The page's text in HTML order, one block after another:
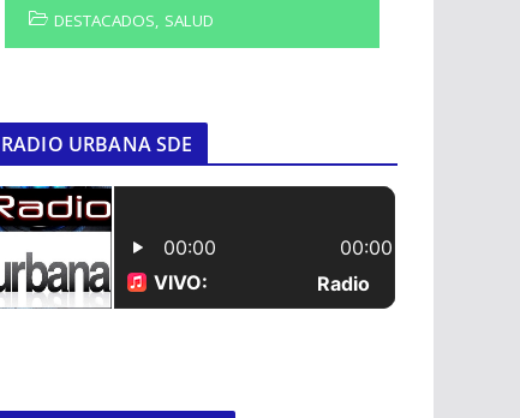
DESTACADOS, SALUD
RADIO URBANA SDE